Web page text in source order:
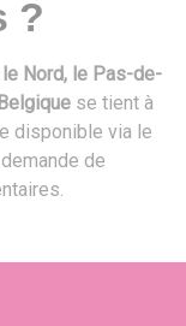
?
Nord, le Pas-de-
se tient à
disponible via le
de